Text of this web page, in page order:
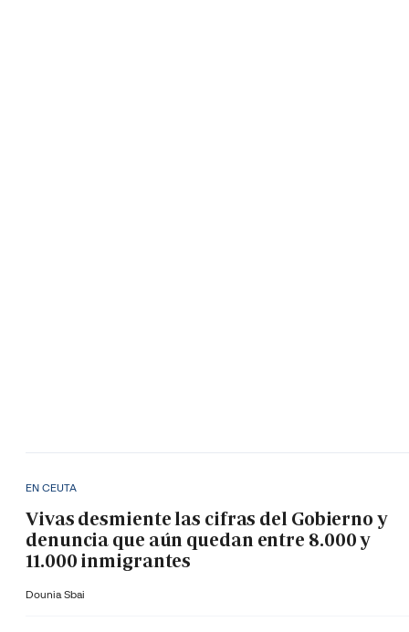
EN CEUTA
Vivas desmiente las cifras del Gobierno y
denuncia que aún quedan entre 8.000 y
11.000 inmigrantes
Dounia Sbai